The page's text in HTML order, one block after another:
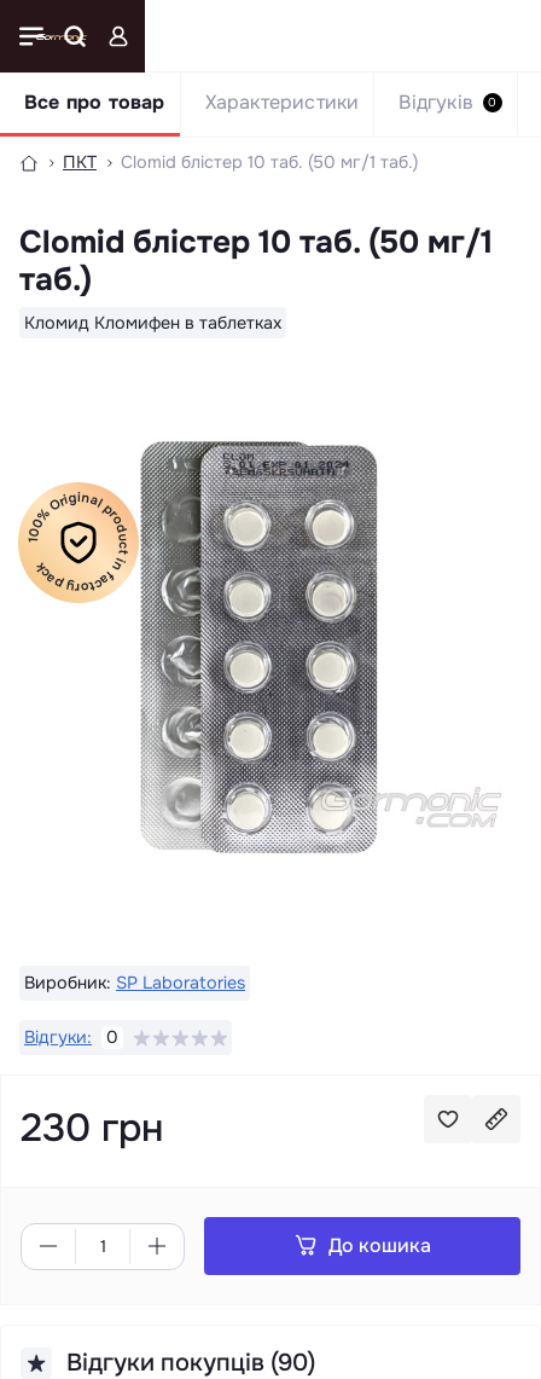
ПКТ Clomid блістер 10 таб. (50 мг/1 таб.)
Clomid блістер 10 таб. (50 мг/1
таб.)
Кломид Кломифен в таблетках
Все про товар Характеристики Відгуків 0
100% Original product in factory pack
Виробник: SP Laboratories
Відгуки: 0
230 грн
До кошика
Відгуки покупців (90)